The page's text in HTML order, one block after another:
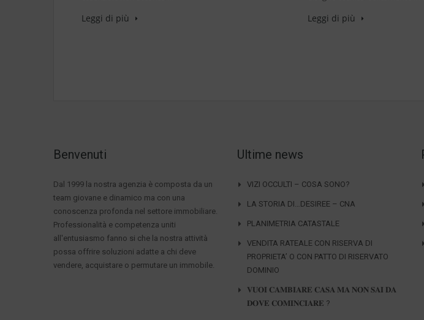
Leggi di più Leggi di più
Benvenuti
Dal 1999 la nostra agenzia è composta da un
team giovane e dinamico ma con una
conoscenza profonda nel settore immobiliare.
Professionalità e competenza uniti
all'entusiasmo fanno si che la nostra attività
possa offrire soluzioni adatte a chi deve
vendere, acquistare o permutare un immobile.
Ultime news
VIZI OCCULTI – COSA SONO?
LA STORIA DI…DESIREE – CNA
PLANIMETRIA CATASTALE
VENDITA RATEALE CON RISERVA DI
PROPRIETA’ O CON PATTO DI RISERVATO
DOMINIO
𝐕𝐔𝐎𝐈 𝐂𝐀𝐌𝐁𝐈𝐀𝐑𝐄 𝐂𝐀𝐒𝐀 𝐌𝐀 𝐍𝐎𝐍 𝐒𝐀𝐈 𝐃𝐀
𝐃𝐎𝐕𝐄 𝐂𝐎𝐌𝐈𝐍𝐂𝐈𝐀𝐑𝐄 ?